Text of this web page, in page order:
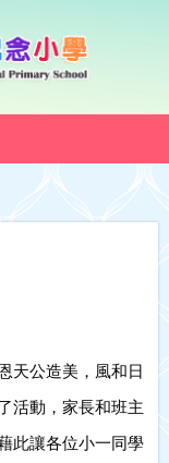
天公造美，風和日
活動，家長和班主
此讓各位小一同學